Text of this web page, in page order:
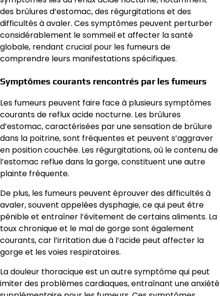
des brûlures d’estomac, des régurgitations et des
difficultés à avaler. Ces symptômes peuvent perturber
considérablement le sommeil et affecter la santé
globale, rendant crucial pour les fumeurs de
comprendre leurs manifestations spécifiques.
Symptômes courants rencontrés par les fumeurs
Les fumeurs peuvent faire face à plusieurs symptômes
courants de reflux acide nocturne. Les brûlures
d’estomac, caractérisées par une sensation de brûlure
dans la poitrine, sont fréquentes et peuvent s’aggraver
en position couchée. Les régurgitations, où le contenu de
l’estomac reflue dans la gorge, constituent une autre
plainte fréquente.
De plus, les fumeurs peuvent éprouver des difficultés à
avaler, souvent appelées dysphagie, ce qui peut être
pénible et entraîner l’évitement de certains aliments. La
toux chronique et le mal de gorge sont également
courants, car l’irritation due à l’acide peut affecter la
gorge et les voies respiratoires.
La douleur thoracique est un autre symptôme qui peut
imiter des problèmes cardiaques, entraînant une anxiété